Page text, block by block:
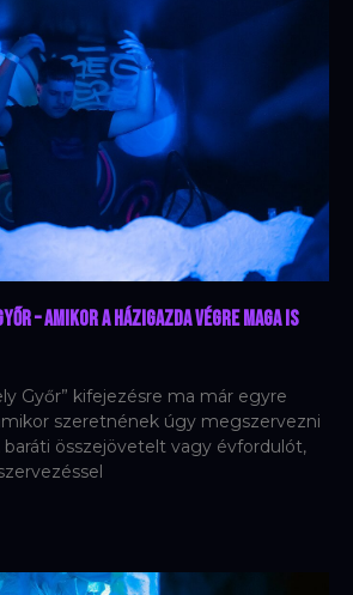
– Amikor a házigazda végre maga is
Győr” kifejezésre ma már egyre
szeretnének úgy megszervezni
összejövetelt vagy évfordulót,